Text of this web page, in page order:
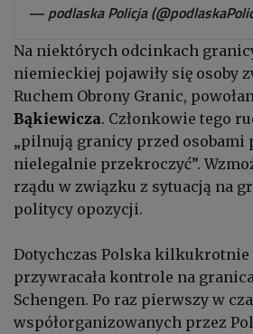
— podlaska Policja
Na niektórych odcinkach
niemieckiej pojawiły się osoby
Ruchem Obrony Granic,
Bąkiewicza. Członkowie tego
„pilnują granicy przed osobami
nielegalnie przekroczyć”.
rządu w związku z sytuacją na
politycy opozycji.
Dotychczas Polska kilkukrotnie
przywracała kontrole na
Schengen. Po raz pierwszy w
współorganizowanych przez